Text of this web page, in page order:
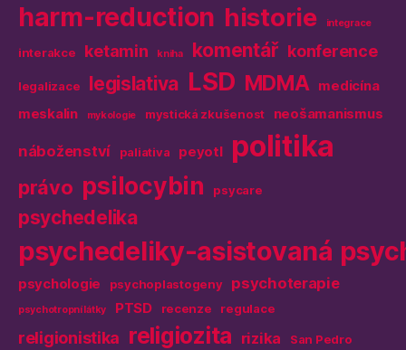
harm-reduction historie integrace
interakce ketamin kniha komentář konference
legalizace legislativa LSD MDMA medicína
meskalin
mykologie mystická zkušenost neošamanismus
náboženství paliativa peyotl politika
právo psilocybin psycare
psychedelika
psychedeliky-asistovaná
psychologie psychoplastogeny psychoterapie
psychotropní látky PTSD recenze regulace
religionistika religiozita rizika San Pedro